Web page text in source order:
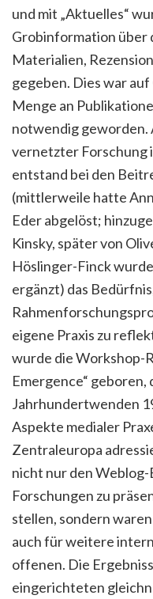
und mit „Aktuelles“
Grobinformation
Materialien,
gegeben. Dies war
Menge an
notwendig geworden.
vernetzter Forschung
entstand bei den
(mittlerweile hatte
Eder abgelöst;
Kinsky, später von
Höslinger-Finck
ergänzt) das
eigene Praxis zu
wurde die Workshop-
Emergence“ geboren,
Jahrhundertwenden
Aspekte medialer
Zentraleuropa
nicht nur den
Forschungen zu
stellen, sondern
auch für weitere
offenen. Die
eingerichteten